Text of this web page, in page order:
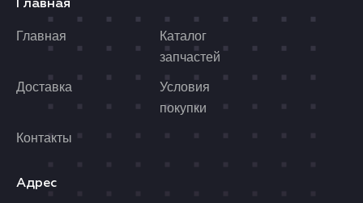
Главная
Главная
Каталог
запчастей
Доставка
Условия
покупки
Контакты
Адрес